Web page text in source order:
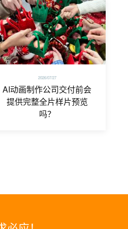
2026/07/27
AI动画制作公司交付前会
提供完整全片样片预览
吗？